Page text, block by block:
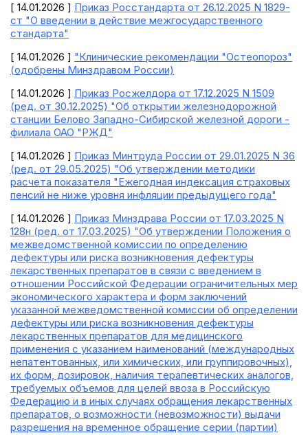
[ 14.01.2026 ] Приказ Росстандарта от 26.12.2025 N 1829-
ст "О введении в действие межгосударственного
стандарта"
[ 14.01.2026 ] "Клинические рекомендации "Остеопороз"
(одобрены Минздравом России)
[ 14.01.2026 ] Приказ Росжелдора от 17.12.2025 N 1509
(ред. от 30.12.2025) "Об открытии железнодорожной
станции Белово Западно-Сибирской железной дороги -
филиала ОАО "РЖД"
[ 14.01.2026 ] Приказ Минтруда России от 29.01.2025 N 36
(ред. от 29.05.2025) "Об утверждении методики
расчета показателя "Ежегодная индексация страховых
пенсий не ниже уровня инфляции предыдущего года"
[ 14.01.2026 ] Приказ Минздрава России от 17.03.2025 N
128н (ред. от 17.03.2025) "Об утверждении Положения о
межведомственной комиссии по определению
дефектуры или риска возникновения дефектуры
лекарственных препаратов в связи с введением в
отношении Российской Федерации ограничительных мер
экономического характера и форм заключений
указанной межведомственной комиссии об определении
дефектуры или риска возникновения дефектуры
лекарственных препаратов для медицинского
применения с указанием наименований (международных
непатентованных, или химических, или группировочных),
их форм, дозировок, наличия терапевтических аналогов,
требуемых объемов для целей ввоза в Российскую
Федерацию и в иных случаях обращения лекарственных
препаратов, о возможности (невозможности) выдачи
разрешения на временное обращение серии (партии)